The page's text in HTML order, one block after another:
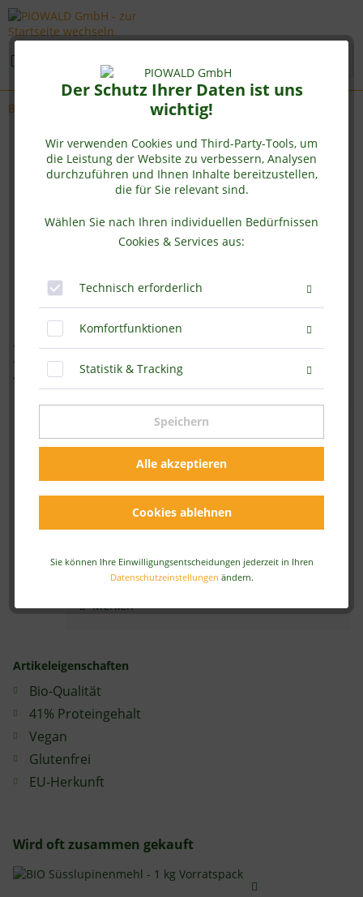
Der Schutz Ihrer Daten ist uns
wichtig!
Wir verwenden Cookies und Third-Party-Tools, um
die Leistung der Website zu verbessern, Analysen
durchzuführen und Ihnen Inhalte bereitzustellen,
die für Sie relevant sind.
Wählen Sie nach Ihren individuellen Bedürfnissen
Cookies & Services aus:
Technisch erforderlich
Komfortfunktionen
Statistik & Tracking
Speichern
Alle akzeptieren
Cookies ablehnen
Sie können Ihre Einwilligungsentscheidungen jederzeit in Ihren
Datenschutzeinstellungen ändern.
Bio Süsslupine
BIO Süsslupinenmehl - 1 kg
Vorratspack
15,95 € *
inkl. MwSt.zzgl. Versandkosten
Sofort versandfertig, Lieferzeit ca. 2-4 Werktage
Artikel-Nr.: A-4090-BIO
Merken
Artikeleigenschaften
Bio-Qualität
41% Proteingehalt
Vegan
Glutenfrei
EU-Herkunft
Wird oft zusammen gekauft